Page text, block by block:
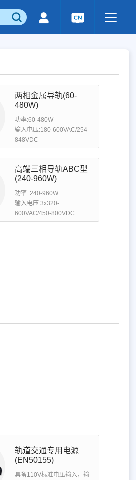
性器件
两相金属导轨(60-
480W)
功率:60-480W
输入电压:180-600VAC/254-
848VDC
高端三相导轨ABC型
(240-960W)
功率: 240-960W
输入电压:3x320-
600VAC/450-800VDC
轨道交通专用电源
(EN50155)
具备110V标准电压输入，输